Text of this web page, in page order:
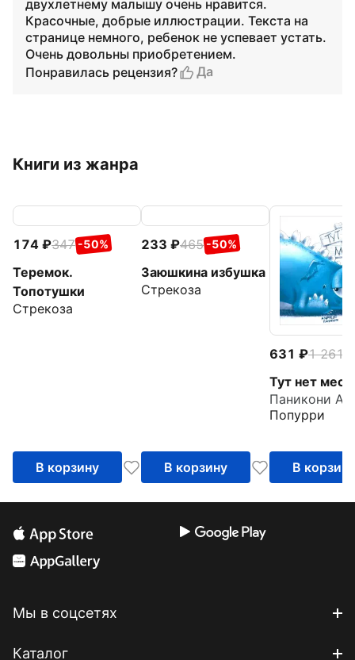
двухлетнему малышу очень нравится.
Красочные, добрые иллюстрации. Текста на
странице немного, ребенок не успевает устать.
Очень довольны приобретением.
Понравилась рецензия?
Да
Книги из жанра
174 347 -50%
Теремок.
Топотушки
Стрекоза
В корзину
233 465 -50%
Заюшкина избушка
Стрекоза
В корзину
631 1 261
Тут нет
Паникони
Попурри
В корзину
Мы в соцсетях
Каталог